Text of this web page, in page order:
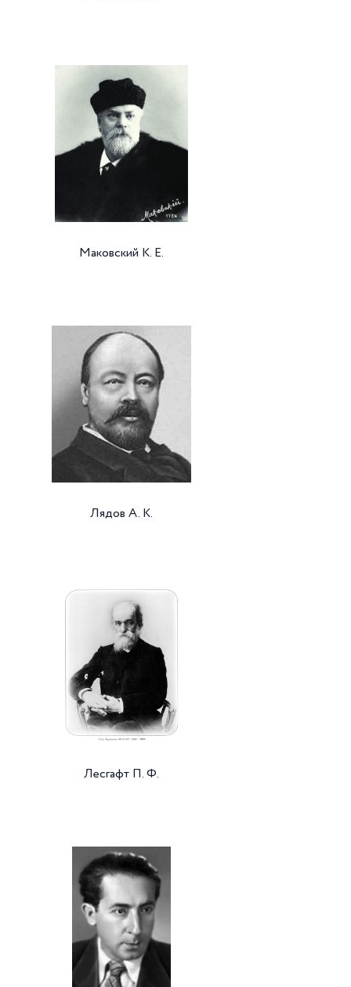
Маковский К. Е.
Лядов А. К.
Лесгафт П. Ф.